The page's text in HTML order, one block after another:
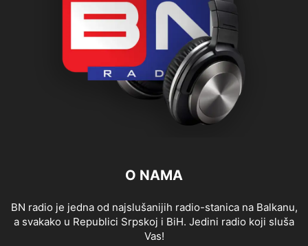
O NAMA
BN radio je jedna od najslušanijih radio-stanica na Balkanu,
a svakako u Republici Srpskoj i BiH. Jedini radio koji sluša
Vas!